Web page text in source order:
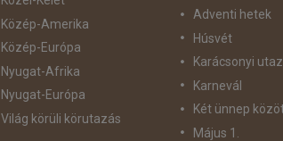
Közép-Amerika
Közép-Európa
Nyugat-Afrika
Nyugat-Európa
Világ körüli körutazás
Adventi hetek
Húsvét
Karácsonyi
Karnevál
Két ünnep
Május 1.